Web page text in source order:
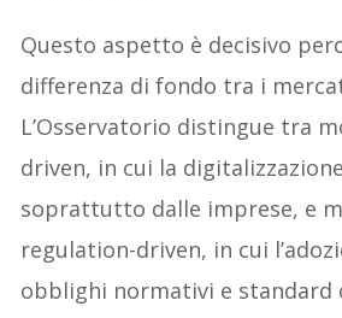
Questo aspetto è decisivo
differenza di fondo tra i
L’Osservatorio distingue tra
driven, in cui la
soprattutto dalle imprese, e
regulation-driven, in cui
obblighi normativi e standard